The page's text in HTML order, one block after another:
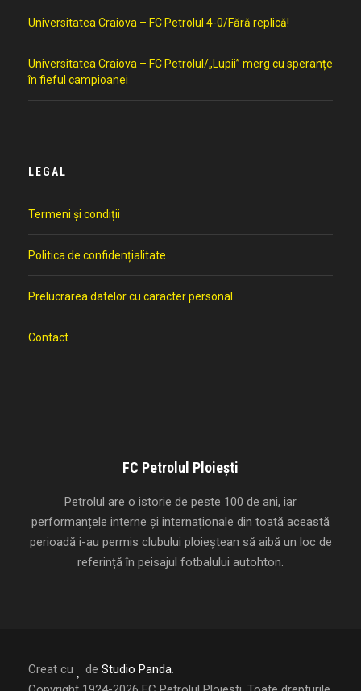
Universitatea Craiova – FC Petrolul 4-0/Fără replică!
Universitatea Craiova – FC Petrolul/„Lupii” merg cu speranțe
în fieful campioanei
LEGAL
Termeni și condiții
Politica de confidențialitate
Prelucrarea datelor cu caracter personal
Contact
FC Petrolul Ploiești
Petrolul are o istorie de peste 100 de ani, iar
performanțele interne și internaționale din toată această
perioadă i-au permis clubului ploieștean să aibă un loc de
referință în peisajul fotbalului autohton.
Creat cu de Studio Panda.